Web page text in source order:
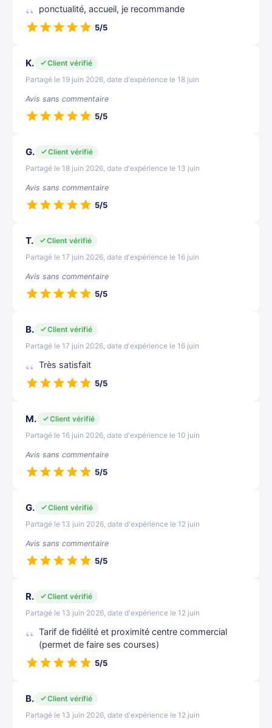
ponctualité, accueil, je recommande
5/5
K.
Client vérifié
Partagé le 19 juin 2026, date d'expérience le 18 juin
Avis sans commentaire
5/5
G.
Client vérifié
Partagé le 18 juin 2026, date d'expérience le 13 juin
Avis sans commentaire
5/5
T.
Client vérifié
Partagé le 17 juin 2026, date d'expérience le 16 juin
Avis sans commentaire
5/5
B.
Client vérifié
Partagé le 17 juin 2026, date d'expérience le 16 juin
Très satisfait
5/5
M.
Client vérifié
Partagé le 16 juin 2026, date d'expérience le 10 juin
Avis sans commentaire
5/5
G.
Client vérifié
Partagé le 13 juin 2026, date d'expérience le 12 juin
Avis sans commentaire
5/5
R.
Client vérifié
Partagé le 13 juin 2026, date d'expérience le 12 juin
Tarif de fidélité et proximité centre commercial
(permet de faire ses courses)
5/5
B.
Client vérifié
Partagé le 13 juin 2026, date d'expérience le 12 juin